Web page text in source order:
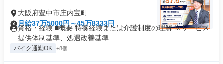
大阪府豊中市庄内宝町
月給37万5000円～45万8333円
資格・経験 ■概要 特養経験または介護制度の理解 ※サービス
提供体制基準、処遇改善基準...
バイク通勤OK +8個